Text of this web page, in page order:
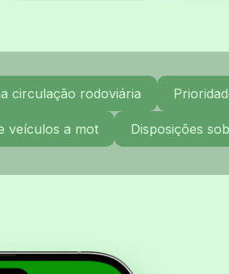
circulação rodoviária
veículos a mot Disposições